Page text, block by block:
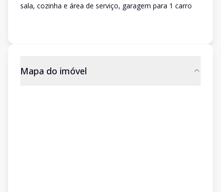
sala, cozinha e área de serviço, garagem para 1 carro
Mapa do imóvel